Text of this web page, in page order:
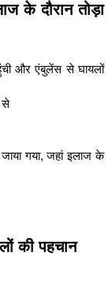
के दौरान तोड़ा
और एंबुलेंस से घायलों
से
जाया गया, जहां इलाज के
की पहचान